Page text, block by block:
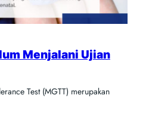
Menjalani Ujian
Test (MGTT) merupakan